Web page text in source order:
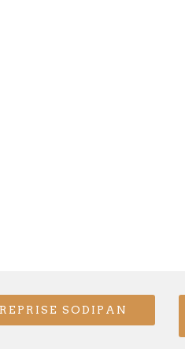
SODIPAN